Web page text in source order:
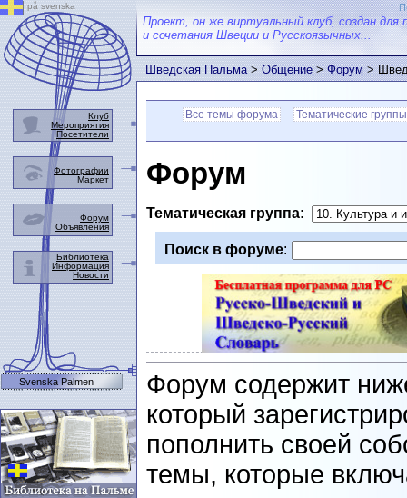
Проект, он же виртуальный клуб, создан для
и сочетания Швеции и Русскоязычных...
Шведская Пальма>Общение>Форум>
Все темы форума Тематические группы
Форум
Тематическая группа:
Поиск в форуме:
Форум содержит
который
пополнить своей
темы, которые
på svenska
Клуб
Мероприятия
Посетители
Фотографии
Маркет
Форум
Объявления
Библиотека
Информация
Новости
Svenska Palmen